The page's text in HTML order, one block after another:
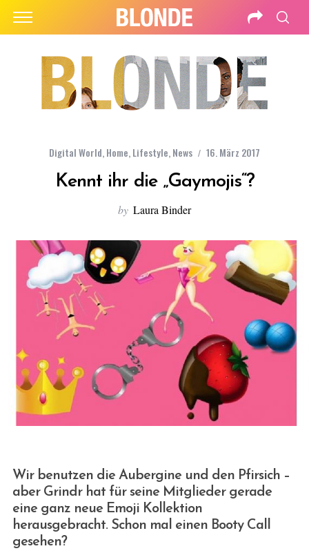
Digital World,Home,Lifestyle,News 16. März 2017
Kennt ihr die „Gaymojis“?
by Laura Binder
Wir benutzen die Aubergine und den Pfirsich –
aber Grindr hat für seine Mitglieder gerade
eine ganz neue Emoji Kollektion
herausgebracht. Schon mal einen Booty Call
gesehen?